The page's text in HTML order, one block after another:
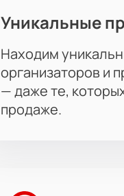
Уникальные
Находим
организаторов и
— даже те,
продаже.